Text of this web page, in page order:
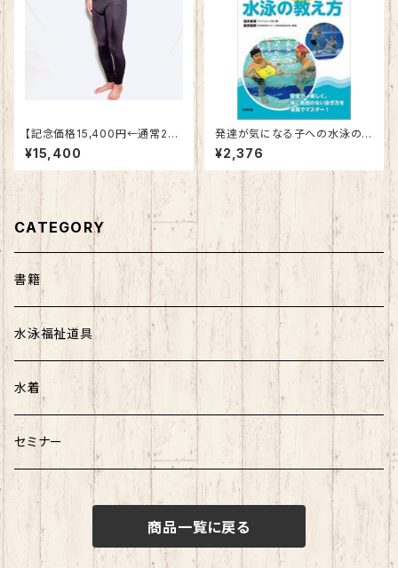
【記念価格15,400円←通常21,
600円】メンズ用 保温水着ボ
トムス S,Mサイズ
¥15,400
発達が気になる子への水泳の
教え方 スモールステップでみ
るみる泳げる
¥2,376
CATEGORY
書籍
水泳福祉道具
水着
セミナー
商品一覧に戻る